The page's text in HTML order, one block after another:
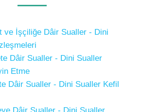
ve İşçiliğe Dâir Sualler - Dini
Dâir Sualler - Dini Sualler
Etme
Dâir Sualler - Dini Sualler Kefil